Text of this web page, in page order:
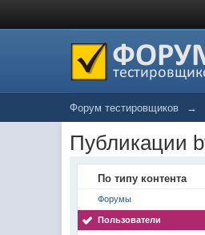
Форум тестировщиков →
Публикации
По типу контента
Форумы
Пользователи